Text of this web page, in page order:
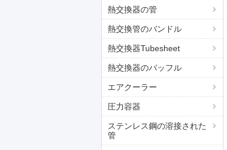
熱交換器の管
熱交換管のバンドル
熱交換器Tubesheet
熱交換器のバッフル
エアクーラー
圧力容器
ステンレス鋼の溶接された
管